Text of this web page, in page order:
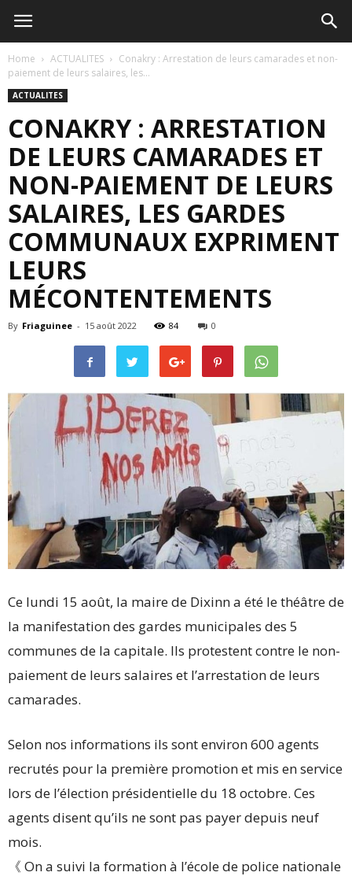
Home ACTUALITES
Conakry : Arrestation de leurs camarades et non-
paiement de leurs salaires, les...
ACTUALITES
CONAKRY : ARRESTATION
DE LEURS CAMARADES ET
NON-PAIEMENT DE LEURS
SALAIRES, LES GARDES
COMMUNAUX EXPRIMENT
LEURS
MÉCONTENTEMENTS
By Friaguinee - 15 août 2022 84 0
Ce lundi 15 août, la maire de Dixinn a été le théâtre de
la manifestation des gardes municipales des 5
communes de la capitale. Ils protestent contre le non-
paiement de leurs salaires et l’arrestation de leurs
camarades.
Selon nos informations ils sont environ 600 agents
recrutés pour la première promotion et mis en service
lors de l’élection présidentielle du 18 octobre. Ces
agents disent qu’ils ne sont pas payer depuis neuf
mois.
《 On a suivi la formation à l’école de police nationale